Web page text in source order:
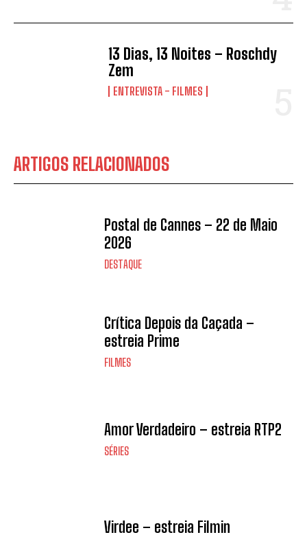
13 Dias, 13 Noites – Roschdy
Zem
ENTREVISTA - FILMES
ARTIGOS RELACIONADOS
Postal de Cannes – 22 de Maio
2026
DESTAQUE
Crítica Depois da Caçada –
estreia Prime
FILMES
Amor Verdadeiro – estreia RTP2
SÉRIES
Virdee – estreia Filmin